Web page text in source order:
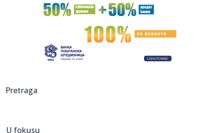
20:39:Cvijanović: Grad u znaku vjere, tradicije i zajedništva
BLAGOJEVIĆ ODUZEO BODOVE FAVORITU: Akron zaključao
20:31:Veliki posao Zvezde – stiže jedan od Realovih projekata
Pretraga
U fokusu